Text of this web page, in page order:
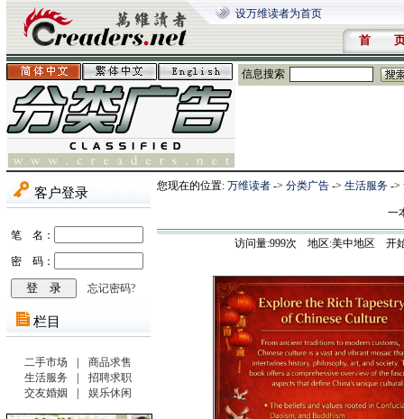
设万维读者为首页
首
信息搜索
您现在的位置: 万维读者 -> 分类广告 -> 生活服务 ->
一
访问量:999次 地区:美中地区 开始